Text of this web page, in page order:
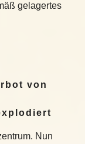
gelagertes
von
Nun